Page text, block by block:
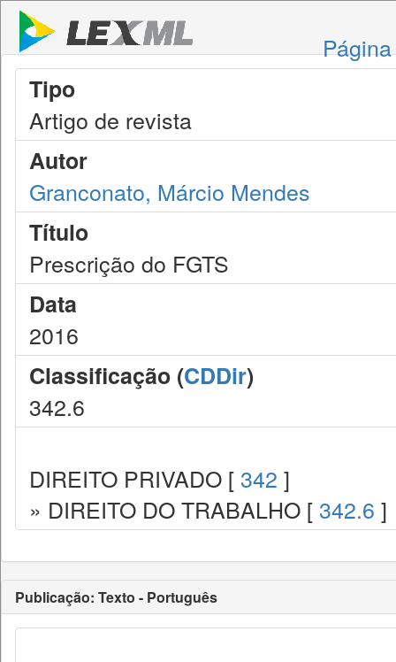
Tipo
Artigo de revista
Autor
Granconato, Márcio Mendes
Título
Prescrição do FGTS
Data
2016
Classificação (CDDir)
342.6
DIREITO PRIVADO [ 342 ]
» DIREITO DO TRABALHO [ 342.6 ]
Publicação: Texto - Português